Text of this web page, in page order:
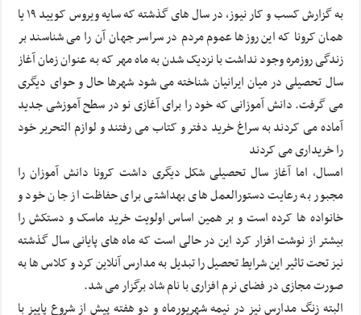
به گزارش کسب و کار نیوز، در سال های گذشته که سایه ویروس کویید ۱۹ یا
همان کرونا که این روزها عموم مردم در سراسر جهان آن را می شناسند بر
زندگی روزمره وجود نداشت با نزدیک شدن به ماه مهر که به عنوان زمان آغاز
سال تحصیلی در میان ایرانیان شناخته می شود شهرها حال و حوای دیگری
می گرفت. دانش آموزانی که خود را برای آغازی نو در سطح آموزشی جدید
آماده می کردند به سراغ خرید دفتر و کتاب می رفتند و لوازم التحریر خود
را خریداری می کردند
امسال، اما آغاز سال تحصیلی شکل دیگری داشت کرونا دانش آموزان را
مجبور به رعایت دستورالعمل های بهداشتی برای حفاظت از جان خود و
خانواده ها کرده است و بر همین اساس اولویت خرید ماسک و دستکش را
بیشتر از نوشت افزار کرد این در حالی است که ماه های پایانی سال گذشته
نیز تحت تاثیر این شرایط تحصیل را تبدیل به مدارس آنلاین کرد و کلاس ها به
صورت مجازی در فضای نرم افزاری با نام شاد برگزار می شد.
البته زنگ مدارس نیز در نیمه شهریورماه و دو هفته پیش از شروع پاییز با